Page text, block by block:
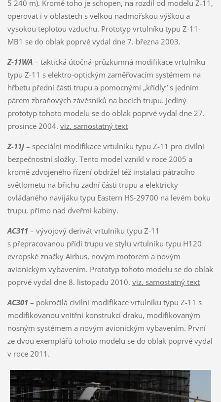
5 240 m). Kromě toho je schopen, na rozdíl od modelu Z-11,
operovat i v oblastech s velkou nadmořskou výškou a
vysokou teplotou vzduchu. Prototyp vrtulníku typu Z-11-
MB1 se do oblak poprvé vydal dne 7. března 2003.
Z-11WA– taktická útočná-průzkumná modifikace vrtulníku
typu Z-11 s elektro-optickým zaměřovacím systémem na
hřbetu přední části trupu a pomocnými „křídly“ s jedním
párem zbraňových závěsníků na bocích trupu. Jediný
prototyp tohoto modelu se do oblak poprvé vydal dne 27.
prosince 2004. viz. samostatný text
Z-11J– speciální modifikace vrtulníku typu Z-11 pro civilní
bezpečnostní složky. Tento model vznikl v roce 2005 a
kromě zdvojeného řízení obdržel též instalaci pátracího
světlometu na břichu zadní části trupu a elektricky
ovládaného navijáku typu Eastern HS-29700 na levém boku
trupu, přímo nad dveřmi kabiny.
AC311– vývojový derivát vrtulníku typu Z-11
s přepracovanou přídí trupu ve stylu vrtulníku typu H120
evropské značky Airbus, novým motorem a novým
avionickým vybavením. Prototyp tohoto modelu se do oblak
poprvé vydal dne 8. listopadu 2010. viz. samostatný text
AC301– pokročilá civilní modifikace vrtulníku typu Z-11 s
modifikovanou vnitřní konstrukcí draku, modifikovaným
nosným systémem a novým avionickým vybavením. První
ze dvou exemplářů tohoto modelu se do oblak poprvé vydal
v roce 2011.